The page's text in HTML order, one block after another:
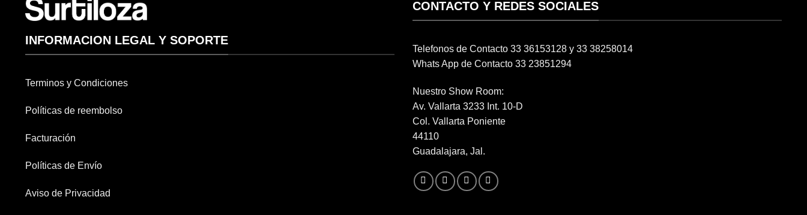
INFORMACION LEGAL Y SOPORTE
Terminos y Condiciones
Políticas de reembolso
Facturación
Políticas de Envío
Aviso de Privacidad
CONTACTO Y REDES SOCIALES
Telefonos de Contacto 33 36153128 y 33 38258014
Whats App de Contacto 33 23851294
Nuestro Show Room:
Av. Vallarta 3233 Int. 10-D
Col. Vallarta Poniente
44110
Guadalajara, Jal.